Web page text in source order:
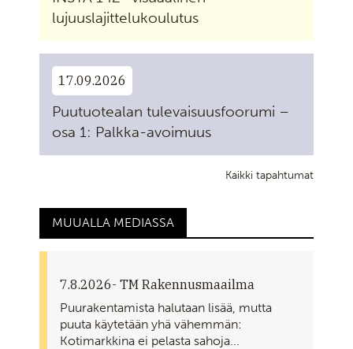
lujuuslajittelukoulutus
17.09.2026
Puutuotealan tulevaisuusfoorumi –
osa 1: Palkka-avoimuus
Kaikki tapahtumat
MUUALLA MEDIASSA
7.8.2026- TM Rakennusmaailma
Puurakentamista halutaan lisää, mutta
puuta käytetään yhä vähemmän:
Kotimarkkina ei pelasta sahoja...